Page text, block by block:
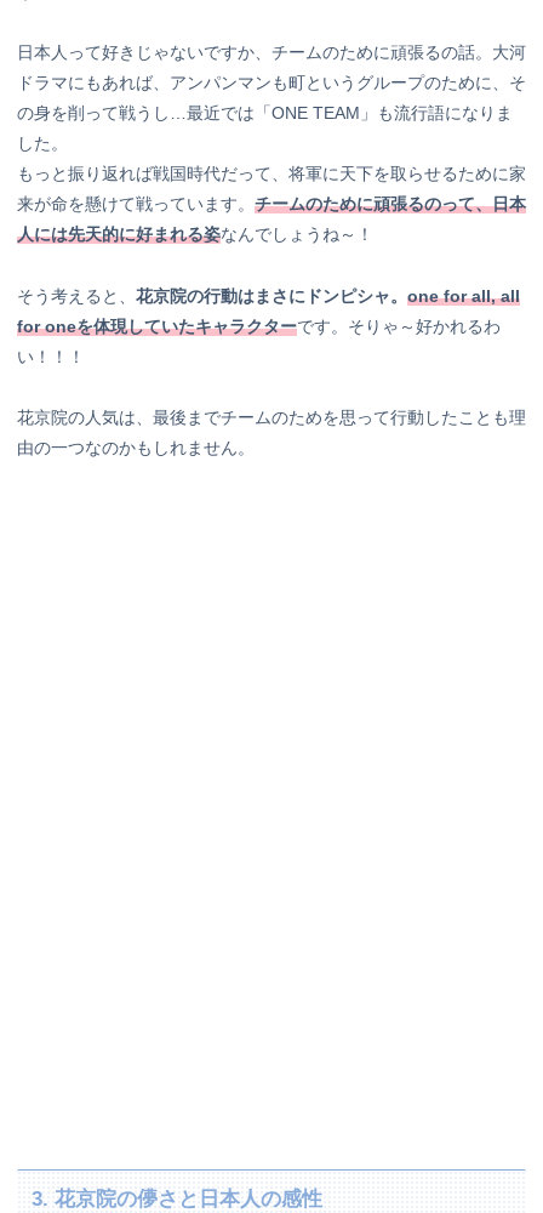
日本人って好きじゃないですか、チームのために頑張るの話。大河
ドラマにもあれば、アンパンマンも町というグループのために、そ
の身を削って戦うし…最近では「ONE TEAM」も流行語になりま
した。
もっと振り返れば戦国時代だって、将軍に天下を取らせるために家
来が命を懸けて戦っています。 チームのために頑張るのって、日本
人には先天的に好まれる姿なんでしょうね～！
そう考えると、 花京院の行動はまさにドンピシャ。 one for all, all
for oneを体現していたキャラクターです。そりゃ～好かれるわ
い！！！
花京院の人気は、最後までチームのためを思って行動したことも理
由の一つなのかもしれません。
3. 花京院の儚さと日本人の感性